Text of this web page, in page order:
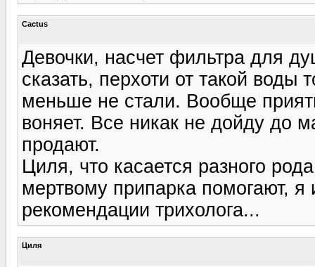
Cactus
Девочки, насчет фильтра для
сказать, перхоти от такой
меньше не стали. Вообще
воняет. Все никак не дойду до
продают.
Циля, что касается разного
мертвому припарка помогают,
рекомендации трихолога...
Циля